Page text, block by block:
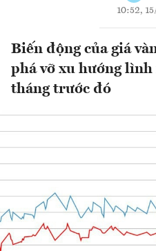
10:52,
Biến động của giá
phá vỡ xu hướng
tháng trước đó